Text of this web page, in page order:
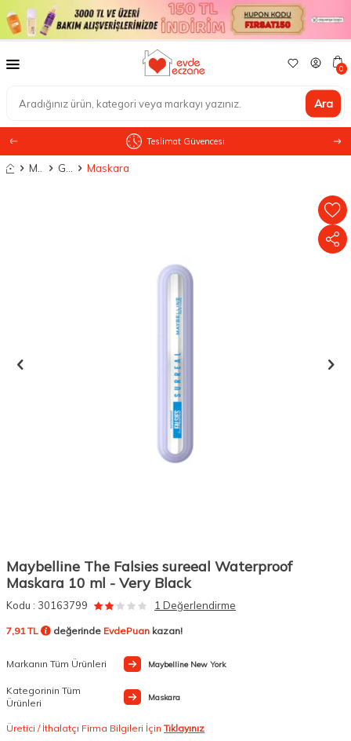
Ara
0
Teslimat Güvencesi
Anasayfa Maskara
Maybelline The Falsies sureeal Waterproof
Maskara 10 ml - Very Black
Kodu : 30163799 1 Değerlendirme
7,91 TL değerinde EvdePuan kazan!
Markanın Tüm Ürünleri Maybelline New York
Kategorinin Tüm
Ürünleri
Maskara
Üretici / İthalatçı Firma Bilgileri İçin Tıklayınız